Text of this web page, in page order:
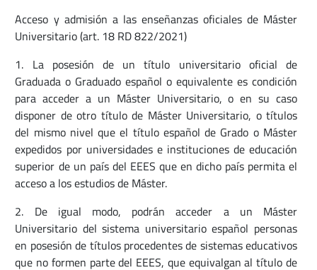
Acceso y admisión a las enseñanzas oficiales de Máster
Universitario (art. 18 RD 822/2021)
1. La posesión de un título universitario oficial de
Graduada o Graduado español o equivalente es condición
para acceder a un Máster Universitario, o en su caso
disponer de otro título de Máster Universitario, o títulos
del mismo nivel que el título español de Grado o Máster
expedidos por universidades e instituciones de educación
superior de un país del EEES que en dicho país permita el
acceso a los estudios de Máster.
2. De igual modo, podrán acceder a un Máster
Universitario del sistema universitario español personas
en posesión de títulos procedentes de sistemas educativos
que no formen parte del EEES, que equivalgan al título de